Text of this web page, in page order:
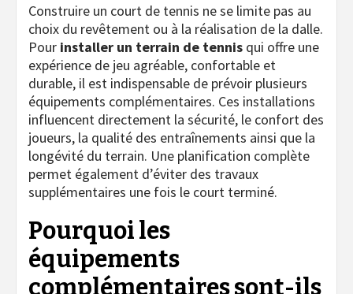
Construire un court de tennis ne se limite pas au
choix du revêtement ou à la réalisation de la dalle.
Pour installer un terrain de tennis qui offre une
expérience de jeu agréable, confortable et
durable, il est indispensable de prévoir plusieurs
équipements complémentaires. Ces installations
influencent directement la sécurité, le confort des
joueurs, la qualité des entraînements ainsi que la
longévité du terrain. Une planification complète
permet également d’éviter des travaux
supplémentaires une fois le court terminé.
Pourquoi les
équipements
complémentaires sont-ils